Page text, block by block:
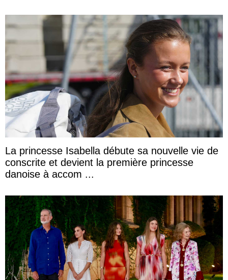
La princesse Isabella débute sa nouvelle vie de
conscrite et devient la première princesse
danoise à accom ...